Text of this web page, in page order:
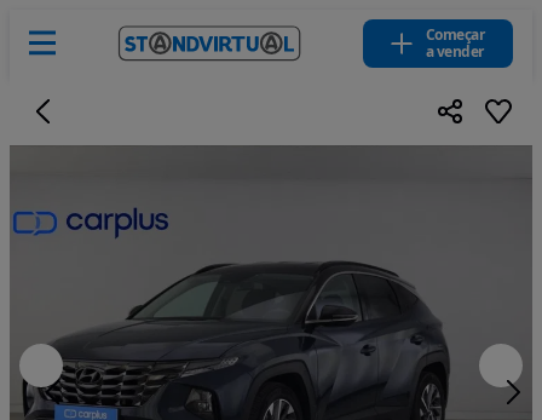
Começar
a vender